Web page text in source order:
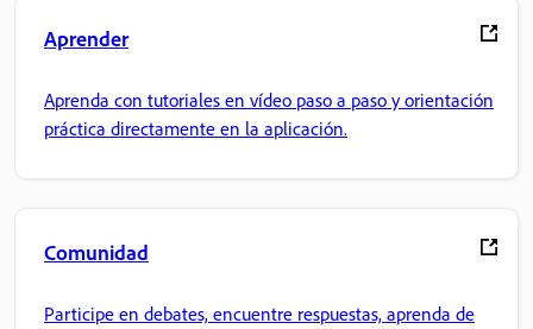
Aprender
Aprenda con tutoriales en vídeo paso a paso y orientación
práctica directamente en la aplicación.
Comunidad
Participe en debates, encuentre respuestas, aprenda de